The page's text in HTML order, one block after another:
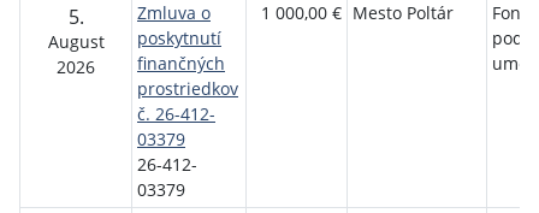
5.
August
2026
Zmluva o
poskytnutí
finančných
prostriedkov
č. 26-412-
03379
26-412-
03379
1 000,00 € Mesto Poltár
Fond